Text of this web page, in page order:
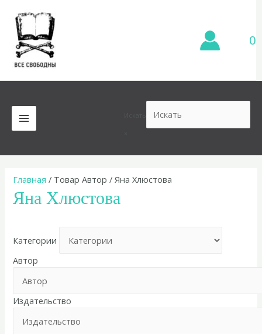
содержимому
0
MAIN
MENU
Главная / Товар Автор / Яна Хлюстова
Яна Хлюстова
Категории
Автор
Издательство